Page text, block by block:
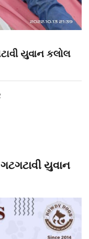
યુવાન કલોલ
યુવાન